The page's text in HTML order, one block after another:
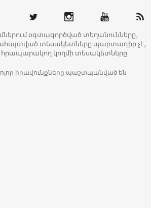
օգտագործված տեղանունները,
տեսակետները պարտադիր չէ,
հրապարակող կողմի տեսակետները
իրավունքները պաշտպանված են